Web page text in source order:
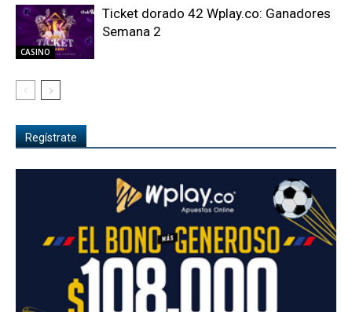
CASINO
Ticket dorado 42 Wplay.co: Ganadores
Semana 2
Regístrate